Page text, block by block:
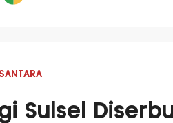
Sulsel